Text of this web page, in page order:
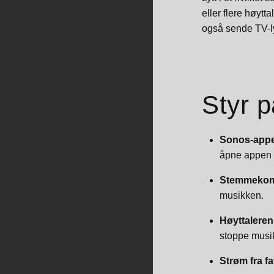
eller flere
også sende TV-
Styr
Sonos-
åpne appen
musikken.
stoppe
Strøm fra